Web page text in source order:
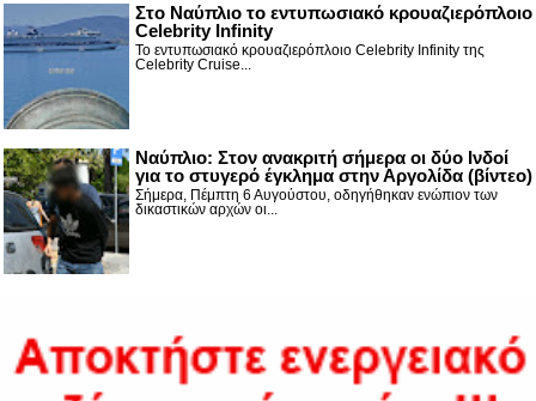
Στο Ναύπλιο το εντυπωσιακό κρουαζιερόπλοιο
Celebrity Infinity
Το εντυπωσιακό κρουαζιερόπλοιο Celebrity Infinity της
Celebrity Cruise...
Nαύπλιο: Στον ανακριτή σήμερα οι δύο Ινδοί
για το στυγερό έγκλημα στην Αργολίδα (βίντεο)
Σήμερα, Πέμπτη 6 Αυγούστου, οδηγήθηκαν ενώπιον των
δικαστικών αρχών οι...